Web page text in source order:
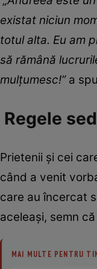
existat niciun
totul alta. Eu am
să rămână
mulțumesc!” a
Regele
Prietenii și cei
când a venit
care au încercat
aceleași, semn
MAI MULTE PENTRU